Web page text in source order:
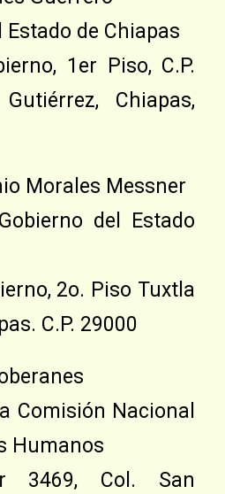
de Chiapas
1er Piso, C.P.
Chiapas,
Morales Messner
del Estado
2o. Piso Tuxtla
C.P. 29000
Comisión Nacional
Humanos
3469, Col. San